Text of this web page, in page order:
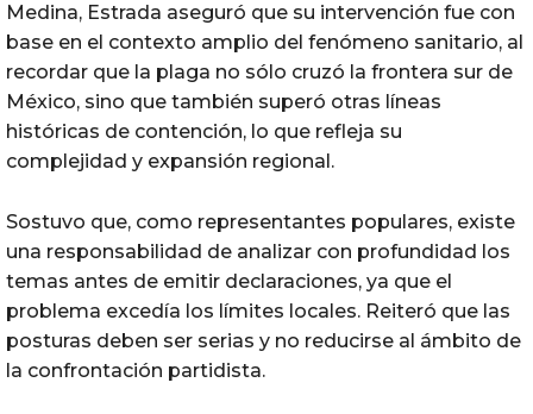
Medina, Estrada aseguró que su intervención fue con
base en el contexto amplio del fenómeno sanitario, al
recordar que la plaga no sólo cruzó la frontera sur de
México, sino que también superó otras líneas
históricas de contención, lo que refleja su
complejidad y expansión regional.
Sostuvo que, como representantes populares, existe
una responsabilidad de analizar con profundidad los
temas antes de emitir declaraciones, ya que el
problema excedía los límites locales. Reiteró que las
posturas deben ser serias y no reducirse al ámbito de
la confrontación partidista.